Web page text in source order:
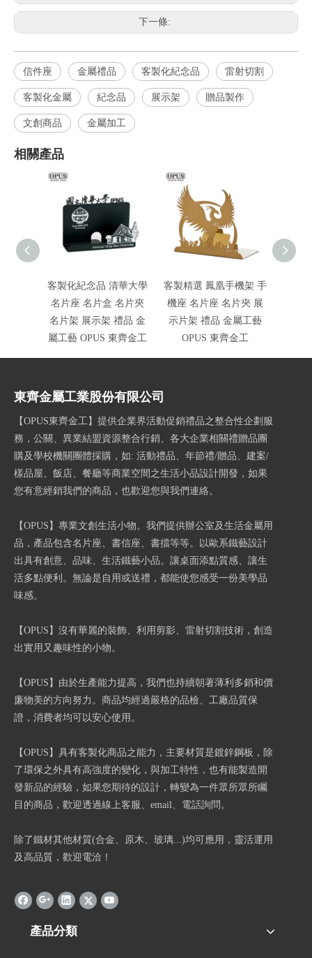
下一條:
信件座 金屬禮品 客製化紀念品 雷射切割
客製化金屬 紀念品 展示架 贈品製作
文創商品 金屬加工
相關產品
客製化紀念品 清華大學
名片座 名片盒 名片夾
名片架 展示架 禮品 金
屬工藝 OPUS 東齊金工
客製精選 鳳凰手機架 手
機座 名片座 名片夾 展
示片架 禮品 金屬工藝
OPUS 東齊金工
東齊金屬工業股份有限公司
【OPUS東齊金工】提供企業界活動促銷禮品之整合性企劃服
務，公關、異業結盟資源整合行銷、各大企業相關禮贈品團
購及學校機關團體採購，如: 活動禮品、年節禮/贈品、建案/
樣品屋、飯店、餐廳等商業空間之生活小品設計開發，如果
您有意經銷我們的商品，也歡迎您與我們連絡。
【OPUS】專業文創生活小物。我們提供辦公室及生活金屬用
品，產品包含名片座、書信座、書擋等等。以歐系鐵藝設計
出具有創意、品味、生活鐵藝小品。讓桌面添點質感、讓生
活多點便利。無論是自用或送禮，都能使您感受一份美學品
味感。
【OPUS】沒有華麗的裝飾、利用剪影、雷射切割技術，創造
出實用又趣味性的小物。
【OPUS】由於生產能力提高，我們也持續朝著薄利多銷和價
廉物美的方向努力。商品均經過嚴格的品檢、工廠品質保
證，消費者均可以安心使用。
【OPUS】具有客製化商品之能力，主要材質是鍍鋅鋼板，除
了環保之外具有高強度的變化，與加工特性，也有能製造開
發新品的經驗，如果您期待的設計，轉變為一件眾所眾所矚
目的商品，歡迎透過線上客服、email、電話詢問。
除了鐵材其他材質(合金、原木、玻璃...)均可應用，靈活運用
及高品質，歡迎電洽！
產品分類